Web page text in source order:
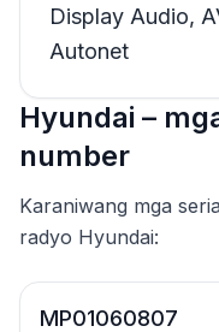
Display Audio,
Autonet
Hyundai –
number
Karaniwang mga
radyo Hyundai:
MP01060807